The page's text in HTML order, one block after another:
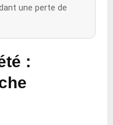
une perte de
: